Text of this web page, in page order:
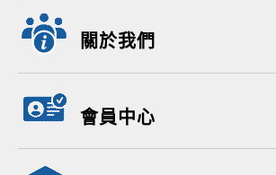
關於我們
會員中心